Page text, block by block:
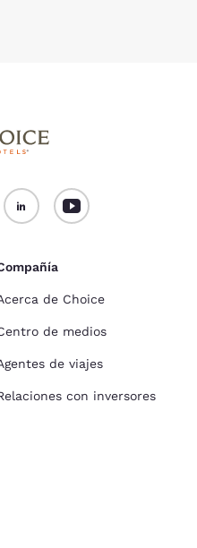
de Choice
de medios
de viajes
con inversores